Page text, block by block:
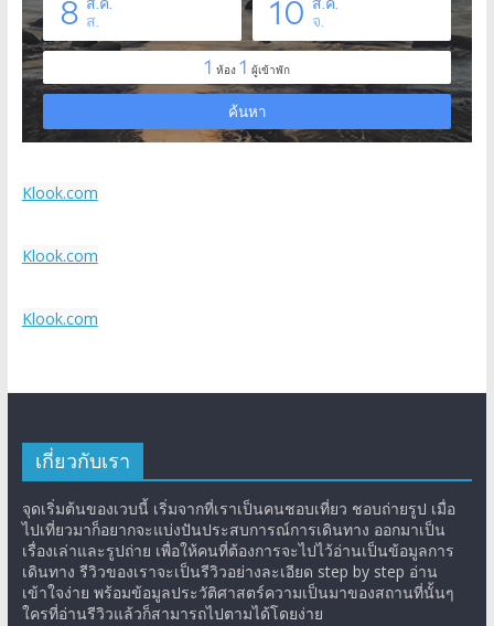
Klook.com
Klook.com
Klook.com
เกี่ยวกับเรา
จุดเริ่มต้นของเวบนี้ เริ่มจากที่เราเป็นคนชอบเที่ยว ชอบถ่ายรูป เมื่อ
ไปเที่ยวมาก็อยากจะแบ่งปันประสบการณ์การเดินทาง ออกมาเป็น
เรื่องเล่าและรูปถ่าย เพื่อให้คนที่ต้องการจะไปไว้อ่านเป็นข้อมูลการ
เดินทาง รีวิวของเราจะเป็นรีวิวอย่างละเอียด step by step อ่าน
เข้าใจง่าย พร้อมข้อมูลประวัติศาสตร์ความเป็นมาของสถานที่นั้นๆ
ใครที่อ่านรีวิวแล้วก็สามารถไปตามได้โดยง่าย